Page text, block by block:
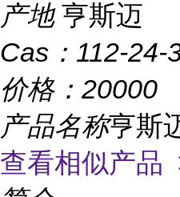
产地 亨斯迈
Cas： 112-24-
价格： 20000
产品名称亨斯
查看相似产品